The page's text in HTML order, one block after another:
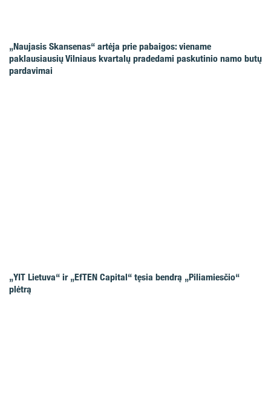
„Naujasis Skansenas“ artėja prie pabaigos: viename
paklausiausių Vilniaus kvartalų pradedami paskutinio namo butų
pardavimai
„YIT Lietuva“ ir „EfTEN Capital“ tęsia bendrą „Piliamiesčio“
plėtrą